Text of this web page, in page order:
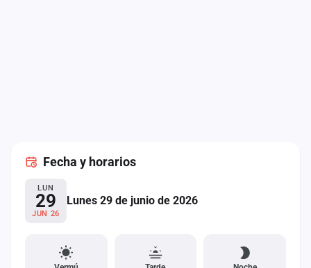
Fecha y horarios
LUN
29
JUN 26
Lunes 29 de junio de 2026
Administración
Contacto